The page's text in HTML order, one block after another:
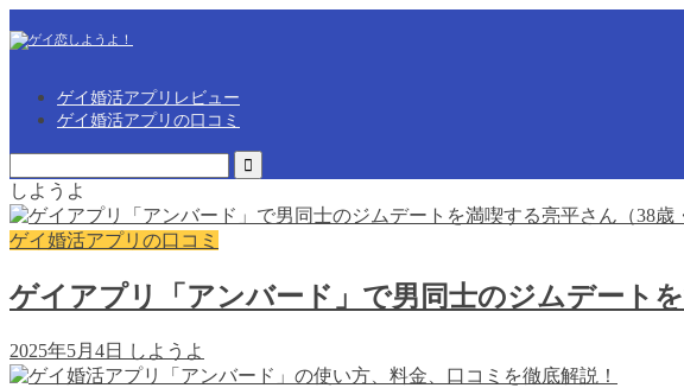
ゲイ婚活アプリレビュー
ゲイ婚活アプリの口コミ
しようよ
ゲイ婚活アプリの口コミ
ゲイアプリ「アンバード」で男同士のジムデート
2025年5月4日 しようよ